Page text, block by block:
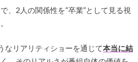
、2人の関係性を“卒業”として見る視
なリアリティショーを通じて本当に結